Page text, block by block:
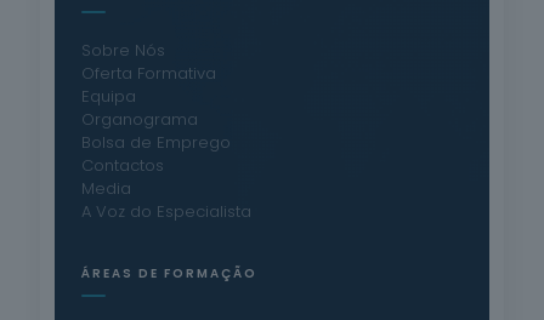
Sobre Nós
Oferta Formativa
Equipa
Organograma
Bolsa de Emprego
Contactos
Media
A Voz do Especialista
ÁREAS DE FORMAÇÃO